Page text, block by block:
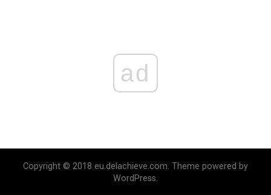
ad
Copyright © 2018 eu.delachieve.com. Theme powered by
WordPress.